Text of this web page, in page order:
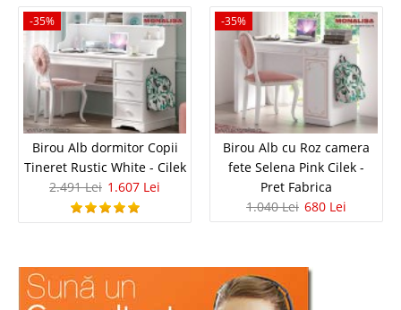
-35%
Birou Alb dormitor Copii
Tineret Rustic White - Cilek
2.491 Lei 1.607 Lei
-35%
Birou Alb cu Roz camera
fete Selena Pink Cilek -
Pret Fabrica
1.040 Lei 680 Lei